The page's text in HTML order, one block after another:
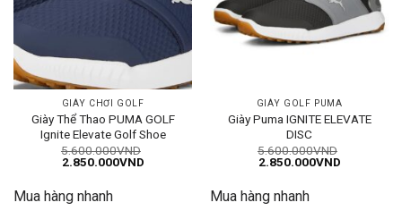
GIÀY CHƠI GOLF
Giày Thể Thao PUMA GOLF
Ignite Elevate Golf Shoe
5.600.000VND
Giá
5.600.000VND.
2.850.000VNDGiá
Mua hàng nhanh
GIÀY GOLF PUMA
Giày Puma IGNITE ELEVATE
DISC
5.600.000VND
Giá
5.600.000VND.
2.850.000VNDGiá
Mua hàng nhanh